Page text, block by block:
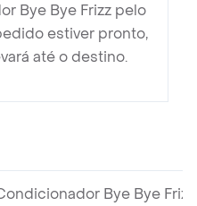
Bye Bye Frizz pelo
estiver pronto,
até o destino.
Bye Bye